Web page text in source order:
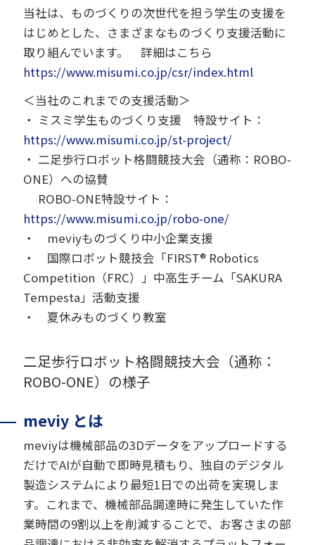
当社は、ものづくりの次世代を担う学生の支援を
はじめとした、さまざまなものづくり支援活動に
取り組んでいます。 詳細はこちら
https://www.misumi.co.jp/csr/index.html
＜当社のこれまでの支援活動＞
・ ミスミ学生ものづくり支援 特設サイト：
https://www.misumi.co.jp/st-project/
・ 二足歩行ロボット格闘競技大会（通称：ROBO-
ONE）への協賛
ROBO-ONE特設サイト：
https://www.misumi.co.jp/robo-one/
・ meviyものづくり中小企業支援
・ 国際ロボット競技会「FIRST® Robotics
Competition（FRC）」中高生チーム「SAKURA
Tempesta」活動支援
・ 夏休みものづくり教室
二足歩行ロボット格闘競技大会（通称：
ROBO-ONE）の様子
meviy とは
meviyは機械部品の3Dデータをアップロードする
だけでAIが自動で即時見積もり、独自のデジタル
製造システムにより最短1日での出荷を実現しま
す。これまで、機械部品調達時に発生していた作
業時間の9割以上を削減することで、お客さまの部